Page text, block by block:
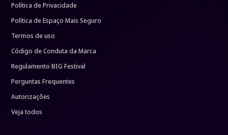
Política de Privacidade
Política de Espaço Mais Seguro
Termos de uso
Código de Conduta da Marca
Regulamento BIG Festival
Perguntas Frequentes
Autorizações
Veja todos